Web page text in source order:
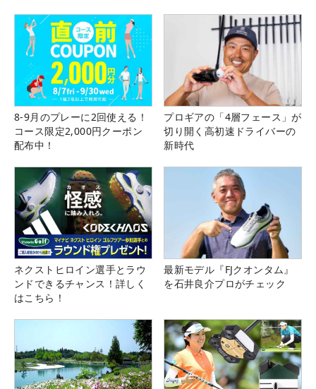
8-9月のプレーに2回使える！
コース限定2,000円クーポン
配布中！
プロギアの「4層フェース」が
切り開く高初速ドライバーの
新時代
ネクストヒロイン選手とラウ
ンドできるチャンス！詳しく
はこちら！
最新モデル『FJクオンタム』
を石井良介プロがチェック